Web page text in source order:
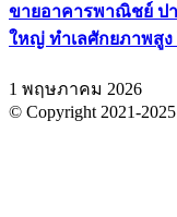
ขายอาคารพาณิชย์ ป
ใหญ่ ทำเลศักยภาพสูง
1 พฤษภาคม 2026
© Copyright 2021-2025